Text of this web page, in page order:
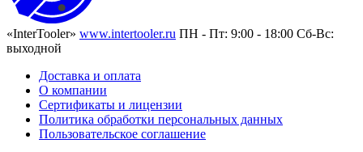
«InterTooler» www.intertooler.ru ПН - Пт: 9:00 - 18:00 Сб-Вс:
выходной
Доставка и оплата
О компании
Сертификаты и лицензии
Политика обработки персональных данных
Пользовательское соглашение